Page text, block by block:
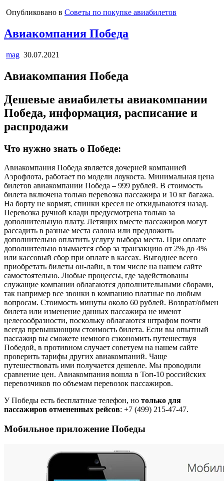
Опубликовано в Советы по покупке авиабилетов
Авиакомпания Победа
mag 30.07.2021
Авиакомпания Победа
Дешевые авиабилеты авиакомпании
Победа, информация, расписание и
распродажи
Что нужно знать о Победе:
Авиакомпания Победа является дочерней компанией
Аэрофлота, работает по модели лоукоста. Минимальная цена
билетов авиакомпании Победа – 999 рублей. В стоимость
билета включена только перевозка пассажира и 10 кг багажа.
На борту не кормят, спинки кресел не откидываются назад.
Перевозка ручной клади предусмотрена только за
дополнительную плату. Летящих вместе пассажиров могут
рассадить в разные места салона или предложить
дополнительно оплатить услугу выбора места. При оплате
дополнительно взымается сбор за транзакцию от 2% до 4%
или кассовый сбор при оплате в кассах. Выгоднее всего
приобретать билеты он-лайн, в том числе на нашем сайте
самостоятельно. Любые процессы, где задействованы
служащие компании облагаются дополнительными сборами,
так например все звонки в компанию платные по любым
вопросам. Стоимость минуты около 60 рублей. Возврат/обмен
билета или изменение данных пассажира не имеют
целесообразности, поскольку облагаются штрафом почти
всегда превышающим стоимость билета. Если вы опытный
пассажир вы сможете немного сэкономить путешествуя
Победой, в противном случает советуем на нашем сайте
проверить тарифы других авиакомпаний. Чаще
путешествовать ими получается дешевле. Мы проводили
сравнение цен. Авиакомпания вошла в Топ-10 российских
перевозчиков по объемам перевозок пассажиров.
У Победы есть бесплатные телефон, но только для
пассажиров отмененных рейсов: +7 (499) 215-47-47.
Мобильное приложение Победы